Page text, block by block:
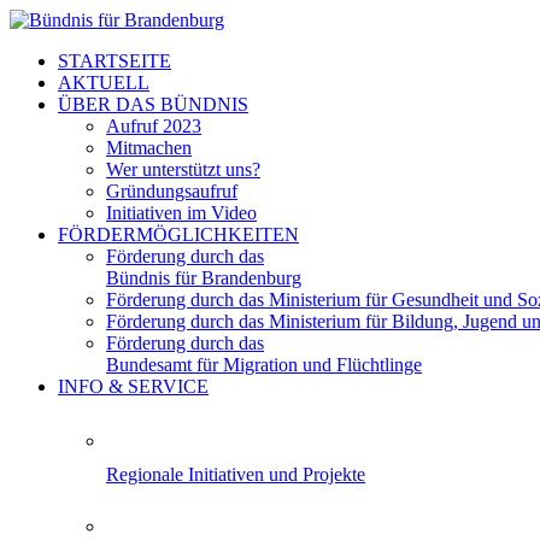
STARTSEITE
AKTUELL
ÜBER DAS BÜNDNIS
Aufruf 2023
Mitmachen
Wer unterstützt uns?
Gründungsaufruf
Initiativen im Video
FÖRDERMÖGLICHKEITEN
Förderung durch das
Bündnis für Brandenburg
Förderung durch das Ministerium für Gesundheit und
Förderung durch das Ministerium für Bildung, Jugend
Förderung durch das
Bundesamt für Migration und Flüchtlinge
INFO & SERVICE
Regionale Initiativen und Projekte